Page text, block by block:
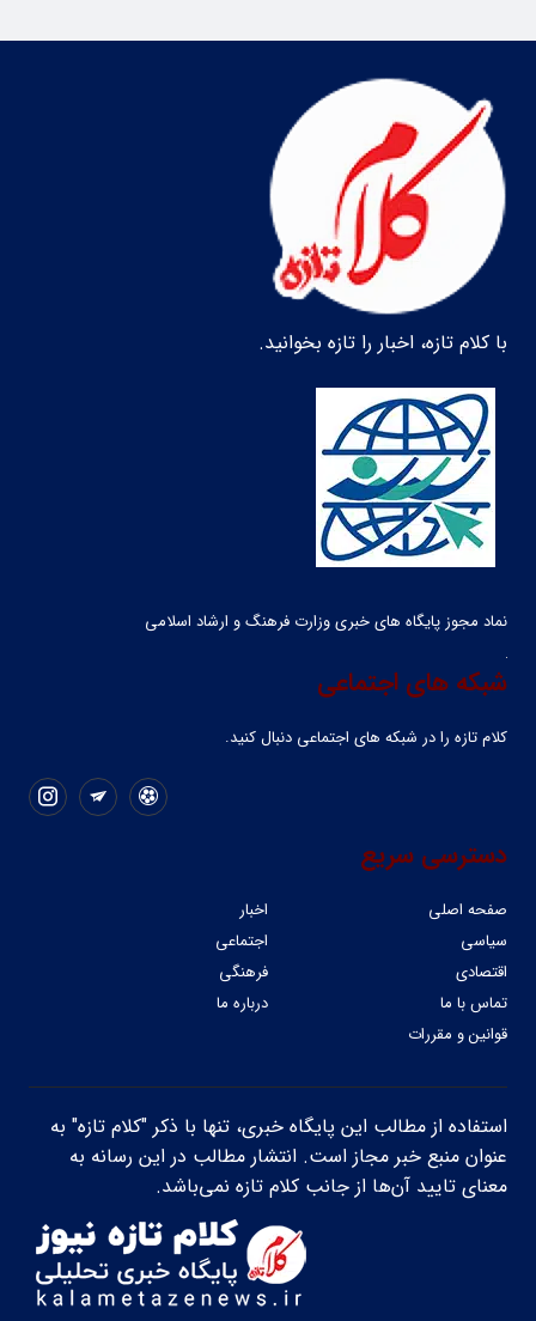
با کلام تازه، اخبار را تازه بخوانید.
نماد مجوز پایگاه های خبری وزارت فرهنگ و ارشاد اسلامی
شبکه های اجتماعی
کلام تازه را در شبکه ‌های اجتماعی دنبال کنید.
دسترسی سریع
صفحه اصلی
اخبار
سیاسی
اجتماعی
اقتصادی
فرهنگی
تماس با ما
درباره ما
قوانین و مقررات
استفاده از مطالب این پایگاه خبری، تنها با ذکر "کلام تازه" به
عنوان منبع خبر مجاز است. انتشار مطالب در این رسانه به
معنای تایید آن‌ها از جانب کلام تازه نمی‌باشد.